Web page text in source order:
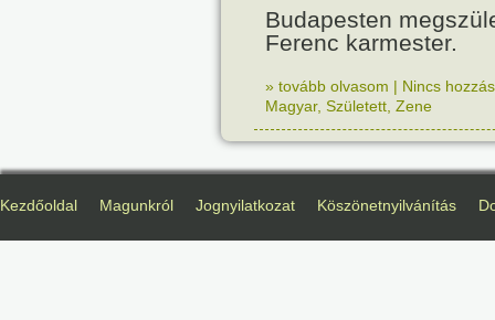
Budapesten
Ferenc karmester.
» tovább olvasom | Nincs
Magyar, Született Zene
Kezdőoldal Magunkról Jognyilatkozat Köszönetnyilvánítás